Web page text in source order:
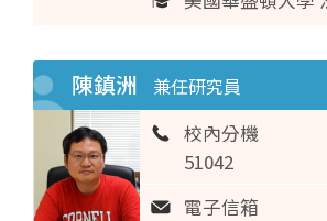
陳鎮洲 兼任研究員
校內分機
51042
電子信箱